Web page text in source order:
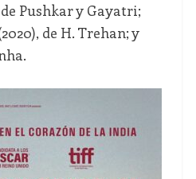
Pushkar y Gayatri;
de H. Trehan; y